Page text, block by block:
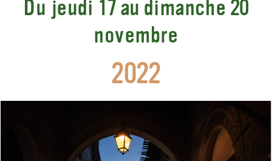
Du jeudi 17 au dimanche 20
novembre
2022